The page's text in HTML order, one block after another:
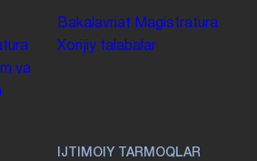
va
Bakalavriat Magistratura
Xorijiy talabalar
IJTIMOIY TARMOQLAR